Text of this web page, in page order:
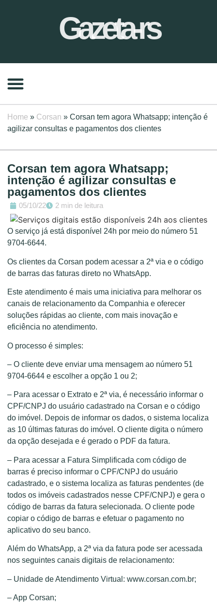
Gazeta-rs
Home » Corsan » Corsan tem agora Whatsapp; intenção é
agilizar consultas e pagamentos dos clientes
Corsan tem agora Whatsapp;
intenção é agilizar consultas e
pagamentos dos clientes
05/10/22 2 min de leitura
O serviço já está disponível 24h por meio do número 51
9704-6644.
Os clientes da Corsan podem acessar a 2ª via e o código
de barras das faturas direto no WhatsApp.
Este atendimento é mais uma iniciativa para melhorar os
canais de relacionamento da Companhia e oferecer
soluções rápidas ao cliente, com mais inovação e
eficiência no atendimento.
O processo é simples:
– O cliente deve enviar uma mensagem ao número 51
9704-6644 e escolher a opção 1 ou 2;
– Para acessar o Extrato e 2ª via, é necessário informar o
CPF/CNPJ do usuário cadastrado na Corsan e o código
do imóvel. Depois de informar os dados, o sistema localiza
as 10 últimas faturas do imóvel. O cliente digita o número
da opção desejada e é gerado o PDF da fatura.
– Para acessar a Fatura Simplificada com código de
barras é preciso informar o CPF/CNPJ do usuário
cadastrado, e o sistema localiza as faturas pendentes (de
todos os imóveis cadastrados nesse CPF/CNPJ) e gera o
código de barras da fatura selecionada. O cliente pode
copiar o código de barras e efetuar o pagamento no
aplicativo do seu banco.
Além do WhatsApp, a 2ª via da fatura pode ser acessada
nos seguintes canais digitais de relacionamento:
– Unidade de Atendimento Virtual: www.corsan.com.br;
– App Corsan;